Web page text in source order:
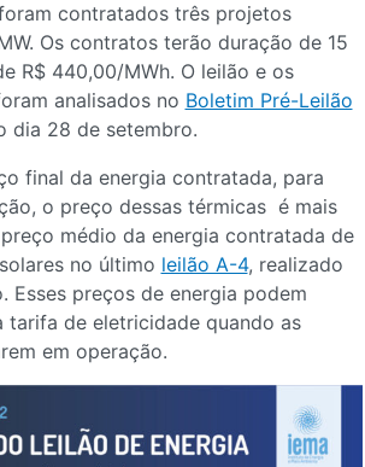
contratados três projetos
Os contratos terão duração de 15
R$ 440,00/MWh. O leilão e os
analisados no Boletim Pré-Leilão
dia 28 de setembro.
final da energia contratada, para
o preço dessas térmicas é mais
médio da energia contratada de
no último leilão A-4, realizado
Esses preços de energia podem
tarifa de eletricidade quando as
em operação.